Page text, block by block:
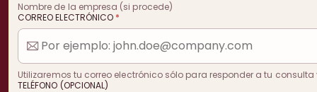
Nombre de la empresa (si procede)
CORREO ELECTRÓNICO *
Utilizaremos tu correo electrónico sólo para responder a tu
TELÉFONO (OPCIONAL)